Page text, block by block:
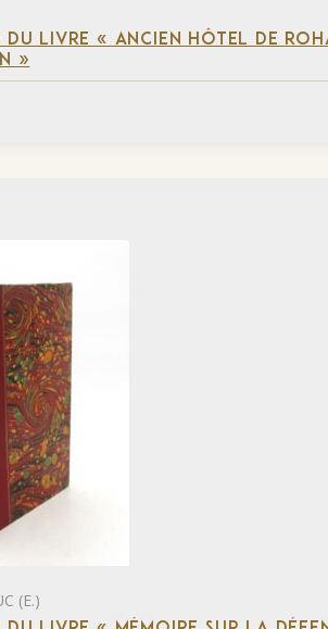
DU LIVRE « ANCIEN HÔTEL DE
»
(E.)